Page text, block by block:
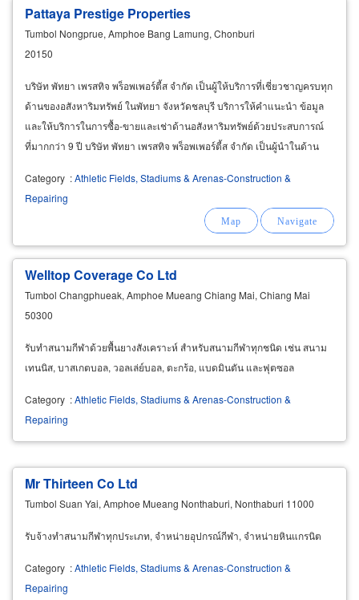
Pattaya Prestige Properties
Tumbol Nongprue, Amphoe Bang Lamung, Chonburi
20150
บริษัท พัทยา เพรสทิจ พร็อพเพอร์ตี้ส จำกัด เป็นผู้ให้บริการที่เชี่ยวชาญครบทุก
ด้านของอสังหาริมทรัพย์ ในพัทยา จังหวัดชลบุรี บริการให้คำแนะนำ ข้อมูล
และให้บริการในการซื้อ-ขายและเช่าด้านอสังหาริมทรัพย์ด้วยประสบการณ์
ที่มากกว่า 9 ปี บริษัท พัทยา เพรสทิจ พร็อพเพอร์ตี้ส จำกัด เป็นผู้นำในด้าน
Category :Athletic Fields, Stadiums & Arenas-Construction &
Repairing
Welltop Coverage Co Ltd
Tumbol Changphueak, Amphoe Mueang Chiang Mai, Chiang Mai
50300
รับทำสนามกีฬาด้วยพื้นยางสังเคราะห์ สำหรับสนามกีฬาทุกชนิด เช่น สนาม
เทนนิส, บาสเกตบอล, วอลเล่ย์บอล, ตะกร้อ, แบดมินตัน และฟุตซอล
Category :Athletic Fields, Stadiums & Arenas-Construction &
Repairing
Mr Thirteen Co Ltd
Tumbol Suan Yai, Amphoe Mueang Nonthaburi, Nonthaburi 11000
รับจ้างทำสนามกีฬาทุกประเภท, จำหน่ายอุปกรณ์กีฬา, จำหน่ายหินแกรนิต
Category :Athletic Fields, Stadiums & Arenas-Construction &
Repairing